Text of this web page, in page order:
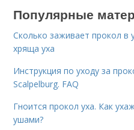
Популярные
Сколько заживает прокол в
хряща уха
Инструкция по уходу за
Scalpelburg. FAQ
Гноится прокол уха. Как
ушами?